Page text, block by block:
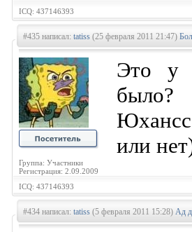
ICQ: 437146393
#435 написал: tatiss (25 февраля 2011 21:47)
Группа: Участники
Регистрация: 2.09.2009
Это у
было?
или
ICQ: 437146393
#434 написал: tatiss (5 февраля 2011 15:28) Ад